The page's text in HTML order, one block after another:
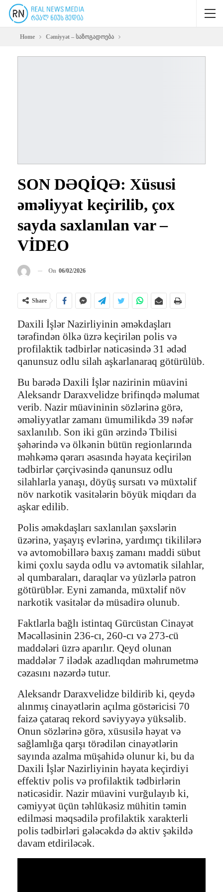
Home Cəmiyyət – საზოგადოება
SON DƏQİQƏ: Xüsusi
əməliyyat keçirilib, çox
sayda saxlanılan var –
VİDEO
On 06/02/2026
Share
Daxili İşlər Nazirliyinin əməkdaşları
tərəfindən ölkə üzrə keçirilən polis və
profilaktik tədbirlər nəticəsində 31 ədəd
qanunsuz odlu silah aşkarlanaraq götürülüb.
Bu barədə Daxili İşlər nazirinin müavini
Aleksandr Daraxvelidze brifinqdə məlumat
verib. Nazir müavininin sözlərinə görə,
əməliyyatlar zamanı ümumilikdə 39 nəfər
saxlanılıb. Son iki gün ərzində Tbilisi
şəhərində və ölkənin bütün regionlarında
məhkəmə qərarı əsasında həyata keçirilən
tədbirlər çərçivəsində qanunsuz odlu
silahlarla yanaşı, döyüş sursatı və müxtəlif
növ narkotik vasitələrin böyük miqdarı da
aşkar edilib.
Polis əməkdaşları saxlanılan şəxslərin
üzərinə, yaşayış evlərinə, yardımçı tikililərə
və avtomobillərə baxış zamanı maddi sübut
kimi çoxlu sayda odlu və avtomatik silahlar,
əl qumbaraları, daraqlar və yüzlərlə patron
götürüblər. Eyni zamanda, müxtəlif növ
narkotik vasitələr də müsadirə olunub.
Faktlarla bağlı istintaq Gürcüstan Cinayət
Məcəlləsinin 236-cı, 260-cı və 273-cü
maddələri üzrə aparılır. Qeyd olunan
maddələr 7 ilədək azadlıqdan məhrumetmə
cəzasını nəzərdə tutur.
Aleksandr Daraxvelidze bildirib ki, qeydə
alınmış cinayətlərin açılma göstəricisi 70
faizə çataraq rekord səviyyəyə yüksəlib.
Onun sözlərinə görə, xüsusilə həyat və
sağlamlığa qarşı törədilən cinayətlərin
sayında azalma müşahidə olunur ki, bu da
Daxili İşlər Nazirliyinin həyata keçirdiyi
effektiv polis və profilaktik tədbirlərin
nəticəsidir. Nazir müavini vurğulayıb ki,
cəmiyyət üçün təhlükəsiz mühitin təmin
edilməsi məqsədilə profilaktik xarakterli
polis tədbirləri gələcəkdə də aktiv şəkildə
davam etdiriləcək.